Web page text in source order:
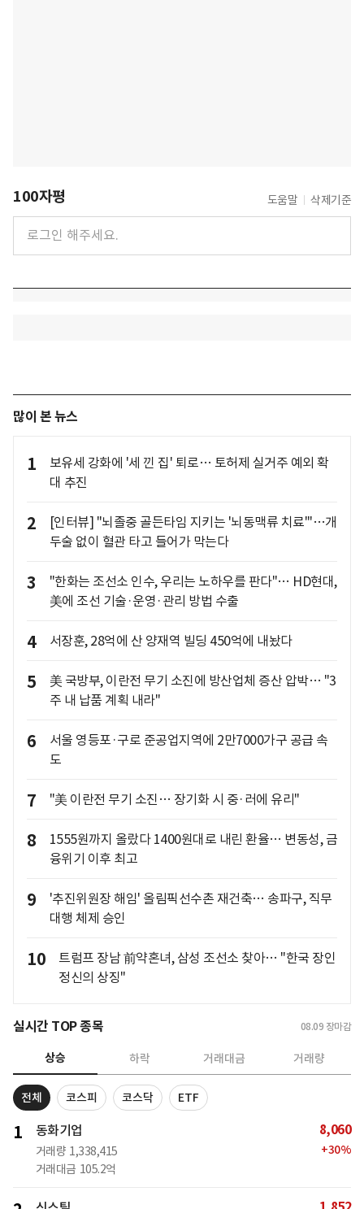
100자평 도움말 삭제기준
많이 본 뉴스
1
보유세 강화에 '세 낀 집' 퇴로… 토허제 실거주 예외 확
대 추진
2
[인터뷰] "뇌졸중 골든타임 지키는 '뇌동맥류 치료'"…개
두술 없이 혈관 타고 들어가 막는다
3
"한화는 조선소 인수, 우리는 노하우를 판다"… HD현대,
美에 조선 기술·운영·관리 방법 수출
4 서장훈, 28억에 산 양재역 빌딩 450억에 내놨다
5
美 국방부, 이란전 무기 소진에 방산업체 증산 압박… "3
주 내 납품 계획 내라"
6
서울 영등포·구로 준공업지역에 2만7000가구 공급 속
도
7 "美 이란전 무기 소진… 장기화 시 중·러에 유리"
8
1555원까지 올랐다 1400원대로 내린 환율… 변동성, 금
융위기 이후 최고
9
'추진위원장 해임' 올림픽선수촌 재건축… 송파구, 직무
대행 체제 승인
10
트럼프 장남 前약혼녀, 삼성 조선소 찾아… "한국 장인
정신의 상징"
실시간 TOP 종목 08.09 장마감
상승 하락 거래대금 거래량
전체 코스피 코스닥 ETF
1 동화기업
거래량 1,338,415
거래대금 105.2억
8,060
+30%